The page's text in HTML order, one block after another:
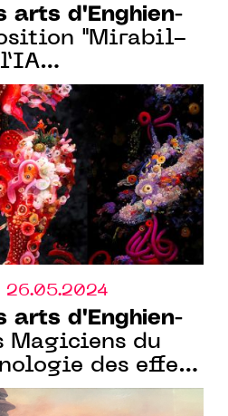
arts d'Enghien-
"Mirabil-
la création
26.05.2024
arts d'Enghien-
Magiciens du
des effets
février au 26